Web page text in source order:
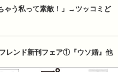
ゃう私って素敵！」→ツッコミど
レンド新刊フェア①『ウソ婚』他